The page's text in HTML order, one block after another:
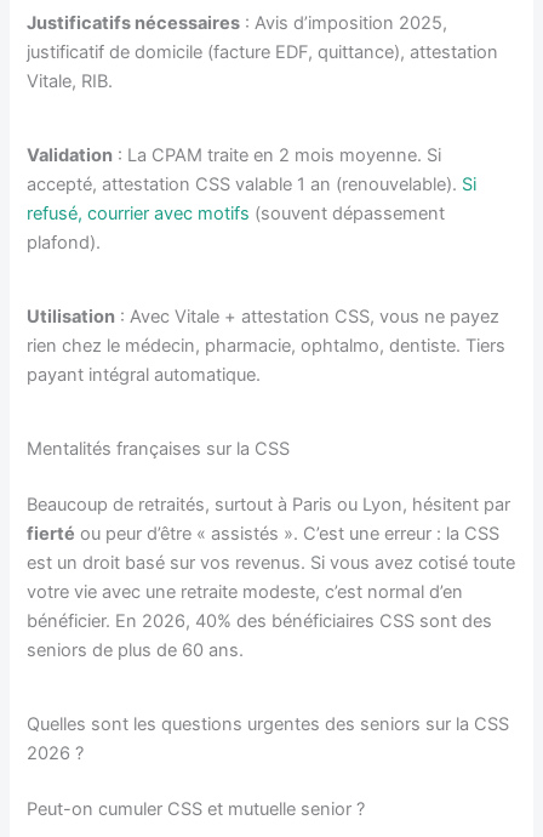
Justificatifs nécessaires : Avis d’imposition 2025,
justificatif de domicile (facture EDF, quittance), attestation
Vitale, RIB.
Validation : La CPAM traite en 2 mois moyenne. Si
accepté, attestation CSS valable 1 an (renouvelable). Si
refusé, courrier avec motifs (souvent dépassement
plafond).
Utilisation : Avec Vitale + attestation CSS, vous ne payez
rien chez le médecin, pharmacie, ophtalmo, dentiste. Tiers
payant intégral automatique.
Mentalités françaises sur la CSS
Beaucoup de retraités, surtout à Paris ou Lyon, hésitent par
fierté ou peur d’être « assistés ». C’est une erreur : la CSS
est un droit basé sur vos revenus. Si vous avez cotisé toute
votre vie avec une retraite modeste, c’est normal d’en
bénéficier. En 2026, 40% des bénéficiaires CSS sont des
seniors de plus de 60 ans.
Quelles sont les questions urgentes des seniors sur la CSS
2026 ?
Peut-on cumuler CSS et mutuelle senior ?